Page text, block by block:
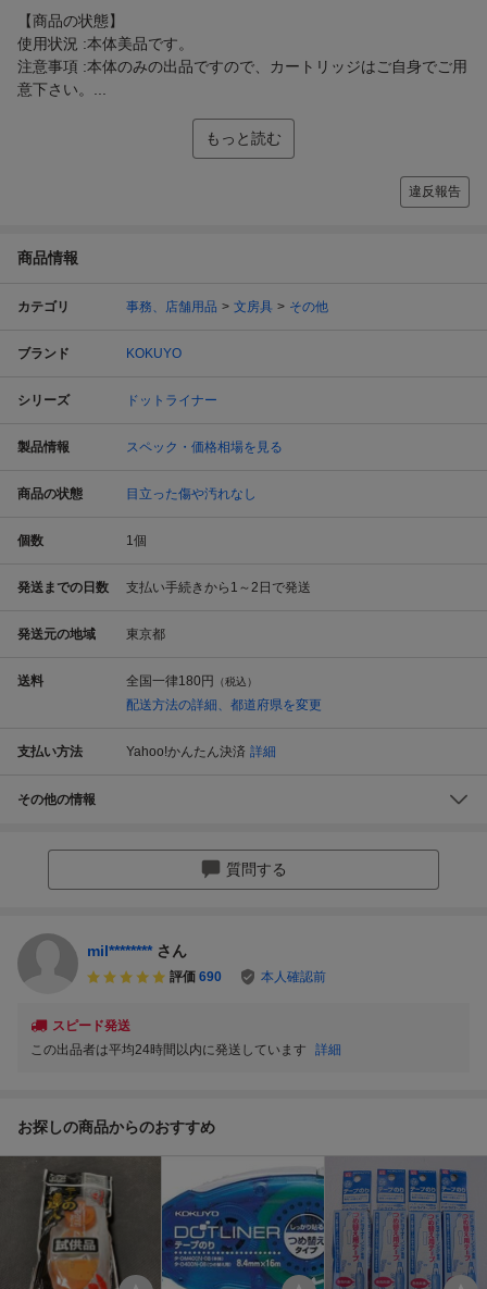
【商品の状態】
使用状況 :本体美品です。
注意事項 :本体のみの出品ですので、カートリッジはご自身でご用
意下さい。...
もっと読む
違反報告
商品情報
カテゴリ 事務、店舗用品 文房具 その他
ブランド KOKUYO
シリーズ ドットライナー
製品情報 スペック・価格相場を見る
商品の状態 目立った傷や汚れなし
個数 1個
発送までの日数 支払い手続きから1～2日で発送
発送元の地域 東京都
送料 全国一律180円 （税込）
配送方法の詳細、都道府県を変更
支払い方法 Yahoo!かんたん決済 詳細
その他の情報
質問する
mil******** さん
評価 690 本人確認前
スピード発送
この出品者は平均24時間以内に発送しています
詳細
お探しの商品からのおすすめ